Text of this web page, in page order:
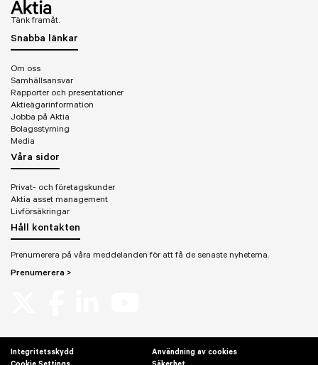
Tänk framåt.
Snabba länkar
Om oss
Samhällsansvar
Rapporter och presentationer
Aktieägarinformation
Jobba på Aktia
Bolagsstyrning
Media
Våra sidor
Privat- och företagskunder
Aktia asset management
Livförsäkringar
Håll kontakten
Prenumerera på våra meddelanden för att få de senaste nyheterna.
Prenumerera >
Integritetsskydd
Användning av cookies